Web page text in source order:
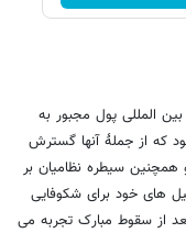
صندوق بین المللی پول مجبور به
که از جملۀ آنها گسترش
سیطره نظامیان بر
های خود برای شکوفایی
از سقوط مبارک تجربه می